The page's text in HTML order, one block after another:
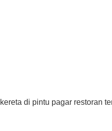
di pintu pagar restoran